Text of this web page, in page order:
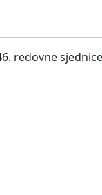
redovne